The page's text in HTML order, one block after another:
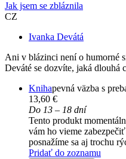
Jak jsem se zbláznila
CZ
Ivanka Devátá
Ani v blázinci není o humorné
Deváté se dozvíte, jaká dlouhá
Knihapevná väzba s
13,60 €
Do 13 – 18 dní
Tento produkt
vám ho vieme
posnažíme sa aj trochu
Pridať do zoznamu